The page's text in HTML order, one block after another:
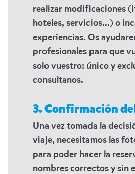
realizar modificaciones
hoteles, servicios...) o
experiencias. Os
profesionales para que
solo vuestro: único y
consultanos.
3. Confirmación
Una vez tomada la
viaje, necesitamos las
para poder hacer la
nombres correctos y sin